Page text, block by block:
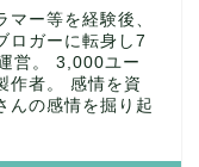
ー等を経験後、
ロガーに転身し7
営。 3,000ユー
作者。 感情を資
んの感情を掘り起